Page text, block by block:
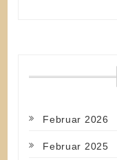
Februar 2026
Februar 2025